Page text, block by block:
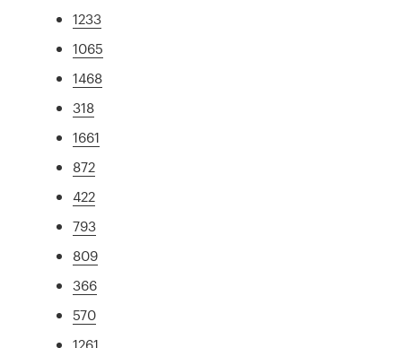
1233
1065
1468
318
1661
872
422
793
809
366
570
1261